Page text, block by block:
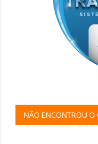
NÃO ENCONTROU O